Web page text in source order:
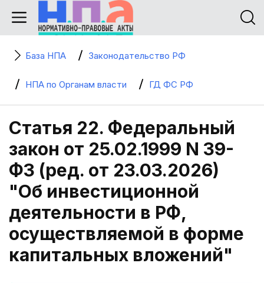
База НПА Законодательство РФ
НПА по Органам власти ГД ФС РФ
Статья 22. Федеральный
закон от 25.02.1999 N 39-
ФЗ (ред. от 23.03.2026)
"Об инвестиционной
деятельности в РФ,
осуществляемой в форме
капитальных вложений"